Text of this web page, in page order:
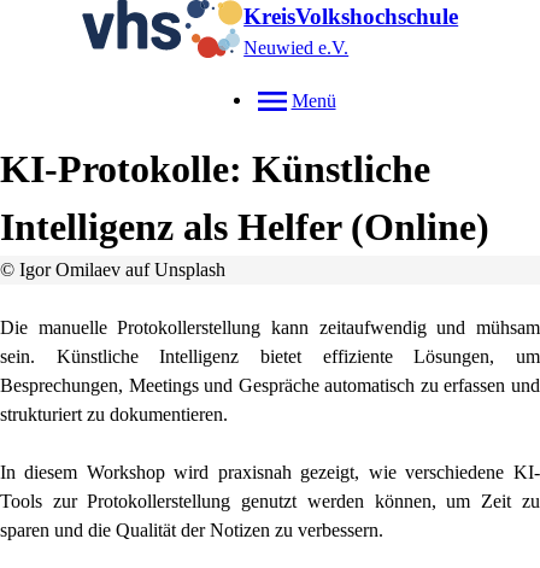
KreisVolkshochschule
Neuwied e.V.
Menü
KI-Protokolle: Künstliche
Intelligenz als Helfer (Online)
© Igor Omilaev auf Unsplash
Die manuelle Protokollerstellung kann zeitaufwendig und mühsam
sein. Künstliche Intelligenz bietet effiziente Lösungen, um
Besprechungen, Meetings und Gespräche automatisch zu erfassen und
strukturiert zu dokumentieren.
In diesem Workshop wird praxisnah gezeigt, wie verschiedene KI-
Tools zur Protokollerstellung genutzt werden können, um Zeit zu
sparen und die Qualität der Notizen zu verbessern.